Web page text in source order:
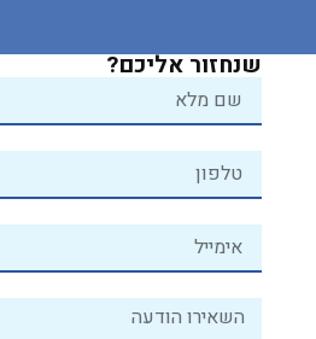
שנחזור אליכם?